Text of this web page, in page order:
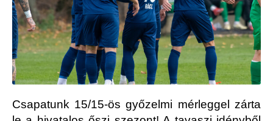
Csapatunk 15/15-ös győzelmi mérleggel zárta